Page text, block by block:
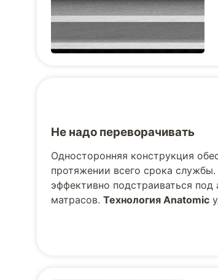
Не надо переворачивать
Односторонняя конструкция
протяжении всего срока
эффективно подстраиваться под
матрасов.Технология Anatomic